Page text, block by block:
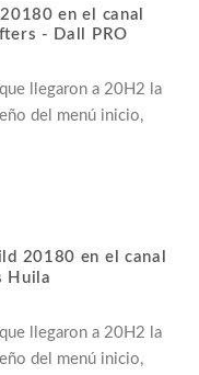
en el canal
- Dall PRO
llegaron a 20H2 la
del menú inicio,
20180 en el canal
Huila
llegaron a 20H2 la
del menú inicio,